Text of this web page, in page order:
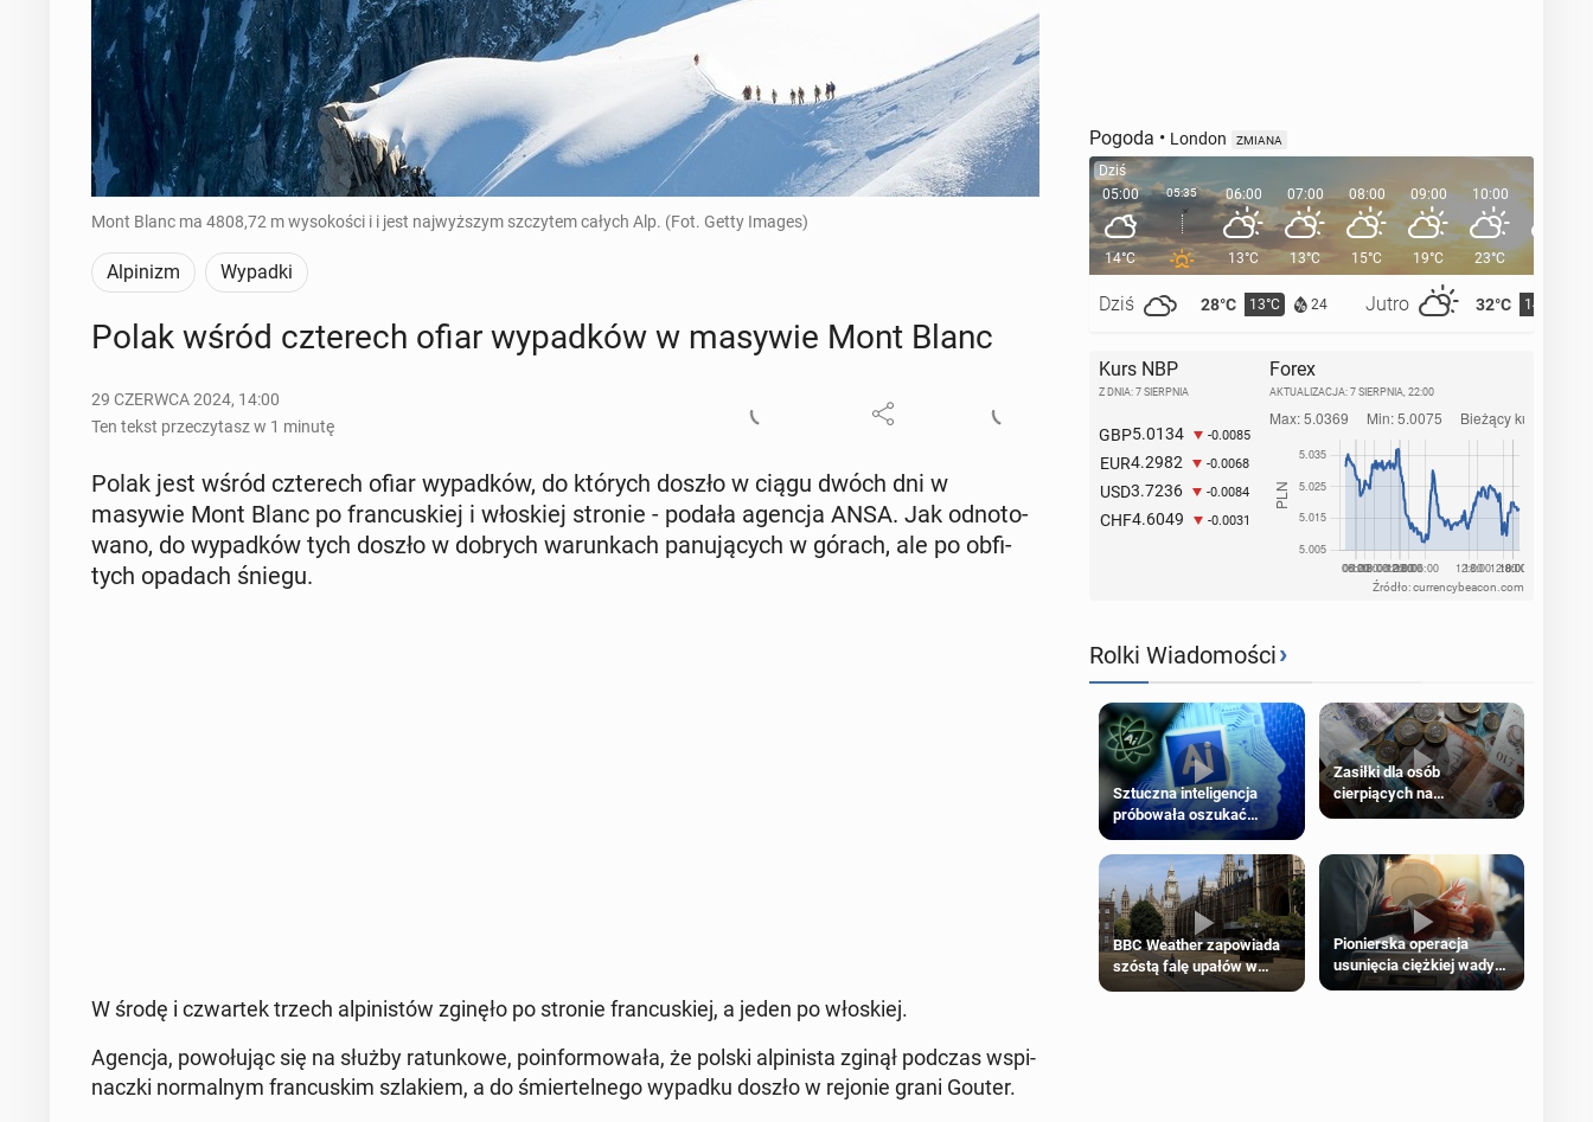
Mont Blanc ma 4808,72 m wysokości i i jest najwyższym szczytem całych Alp. (Fot. Getty Images)
Alpinizm Wypadki
Polak wśród czte­rech ofiar wy­pad­ków w masywie Mont Blanc
29 CZERWCA 2024, 14:00
Ten tekst przeczytasz w 1 minutę
Polak jest wśród czte­rech ofiar wy­pad­ków, do których doszło w ciągu dwóch dni w
masywie Mont Blanc po fran­cu­skiej i wło­skiej stronie - podała agencja ANSA. Jak od­no­to­
wa­no, do wy­pad­ków tych doszło w dobrych wa­run­kach pa­nu­ją­cych w górach, ale po ob­fi­
tych opadach śniegu.
W środę i czwar­tek trzech al­pi­ni­stów zginęło po stronie fran­cu­skiej, a jeden po wło­skiej.
Agencja, po­wo­łu­jąc się na służby ra­tun­ko­we, po­in­for­mo­wa­ła, że polski al­pi­ni­sta zginął podczas wspi­
nacz­ki nor­mal­nym fran­cu­skim szla­kiem, a do śmier­tel­ne­go wypadku doszło w rejonie grani Gouter.
Pogoda • London ZMIANA
Dziś
05:00
14°C
Dziś 28°C 13°C 24 Jutro 32°C 14°C
05:35 06:00
13°C
07:00
13°C
08:00
15°C
09:00
19°C
10:00
23°C
11:00
Kurs NBP
Z DNIA: 7 SIERPNIA
GBP5.0134 -0.0085
EUR4.2982 -0.0068
USD3.7236 -0.0084
CHF4.6049 -0.0031
Forex
AKTUALIZACJA: 7 SIERPNIA, 22:00
Źródło: currencybeacon.com
Rolki Wiadomości›
Sztuczna inteligencja
próbowała oszukać
człowieka
Zasiłki dla osób
cierpiących na
schorzenia psychiczne
BBC Weather zapowiada
szóstą falę upałów w
Londynie
Pionierska operacja
usunięcia ciężkiej wady
wrodzonej płodu w łonie